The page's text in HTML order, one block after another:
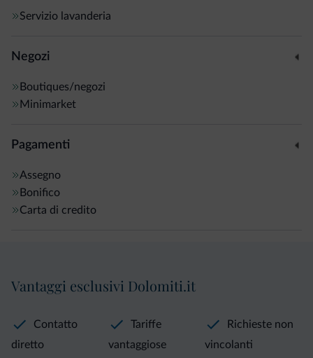
Servizio lavanderia
Negozi
Boutiques/negozi
Minimarket
Pagamenti
Assegno
Bonifico
Carta di credito
Vantaggi esclusivi Dolomiti.it
Contatto
diretto
Tariffe
vantaggiose
Richieste non
vincolanti